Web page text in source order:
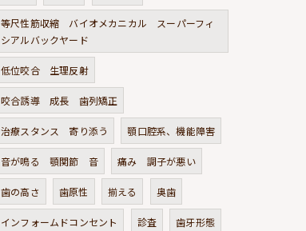
等尺性筋収縮 バイオメカニカル スーパーフィ
シアルバックヤード
低位咬合 生理反射
咬合誘導 成長 歯列矯正
治療スタンス 寄り添う 顎口腔系、機能障害
音が鳴る 顎関節 音 痛み 調子が悪い
歯の高さ 歯原性 揃える 奥歯
インフォームドコンセント 診査 歯牙形態